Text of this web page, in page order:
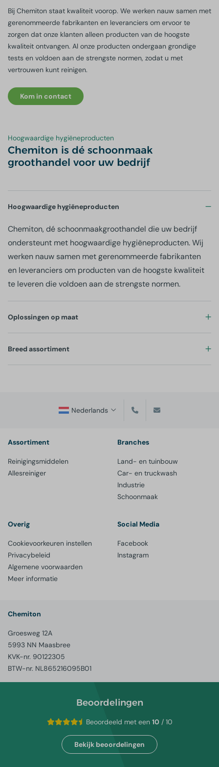
Bij Chemiton staat kwaliteit voorop. We werken nauw samen met
gerenommeerde fabrikanten en leveranciers om ervoor te
zorgen dat onze klanten alleen producten van de hoogste
kwaliteit ontvangen. Al onze producten ondergaan grondige
tests en voldoen aan de strengste normen, zodat u met
vertrouwen kunt reinigen.
Kom in contact
Hoogwaardige hygiëneproducten
Chemiton is dé schoonmaak
groothandel voor uw bedrijf
Hoogwaardige hygiëneproducten
Chemiton, dé schoonmaakgroothandel die uw bedrijf
ondersteunt met hoogwaardige hygiëneproducten. Wij
werken nauw samen met gerenommeerde fabrikanten
en leveranciers om producten van de hoogste kwaliteit
te leveren die voldoen aan de strengste normen.
Oplossingen op maat
Breed assortiment
Nederlands
Beoordelingen
Beoordeeld met een 10/ 10
Bekijk beoordelingen
Assortiment
Reinigingsmiddelen
Allesreiniger
Branches
Land- en tuinbouw
Car- en truckwash
Industrie
Schoonmaak
Overig
Cookievoorkeuren instellen
Privacybeleid
Algemene voorwaarden
Meer informatie
Social Media
Facebook
Instagram
Chemiton
Groesweg 12A
5993 NN Maasbree
KVK-nr. 90122305
BTW-nr. NL865216095B01